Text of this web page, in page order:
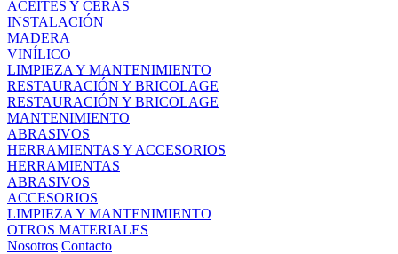
ACEITES Y CERAS
INSTALACIÓN
MADERA
VINÍLICO
LIMPIEZA Y MANTENIMIENTO
RESTAURACIÓN Y BRICOLAGE
RESTAURACIÓN Y BRICOLAGE
MANTENIMIENTO
ABRASIVOS
HERRAMIENTAS Y ACCESORIOS
HERRAMIENTAS
ABRASIVOS
ACCESORIOS
LIMPIEZA Y MANTENIMIENTO
OTROS MATERIALES
Nosotros Contacto